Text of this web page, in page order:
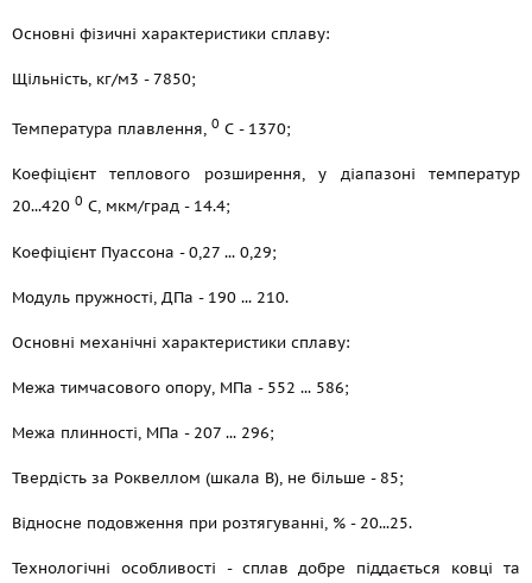
Основні фізичні характеристики сплаву:
Щільність, кг/м3 - 7850;
Температура плавлення, 0 С - 1370;
Коефіцієнт теплового розширення, у діапазоні температур
20...420 0 С, мкм/град - 14.4;
Коефіцієнт Пуассона - 0,27 ... 0,29;
Модуль пружності, ДПа - 190 ... 210.
Основні механічні характеристики сплаву:
Межа тимчасового опору, МПа - 552 ... 586;
Межа плинності, МПа - 207 ... 296;
Твердість за Роквеллом (шкала В), не більше - 85;
Відносне подовження при розтягуванні, % - 20...25.
Технологічні особливості - сплав добре піддається ковці та